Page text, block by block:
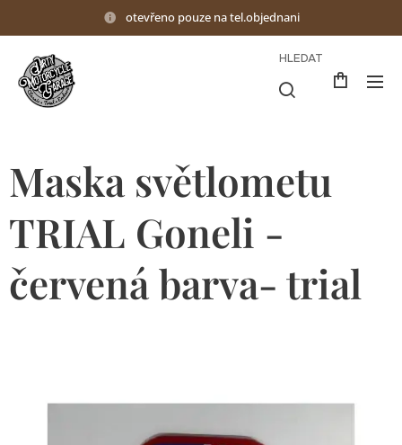
otevřeno pouze na tel.objednani
HLEDAT
Maska světlometu
TRIAL Goneli -
červená barva- trial